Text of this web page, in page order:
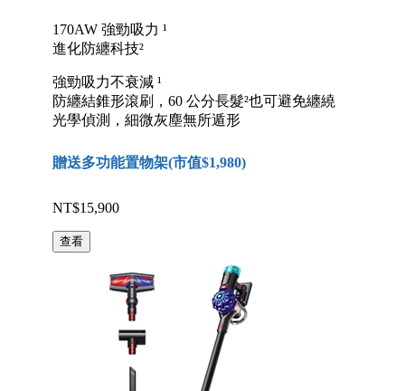
170AW 強勁吸力 ¹
進化防纏科技²
強勁吸力不衰減 ¹
防纏結錐形滾刷，60 公分長髮²也可避免纏繞
光學偵測，細微灰塵無所遁形
贈送多功能置物架(市值$1,980)
NT$15,900
查看